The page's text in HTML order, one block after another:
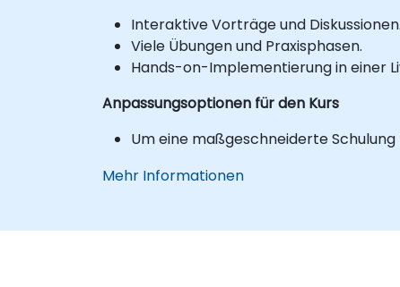
Interaktive Vorträge und Diskussionen.
Viele Übungen und Praxisphasen.
Hands-on-Implementierung in einer
Anpassungsoptionen für den Kurs
Um eine maßgeschneiderte
Mehr Informationen